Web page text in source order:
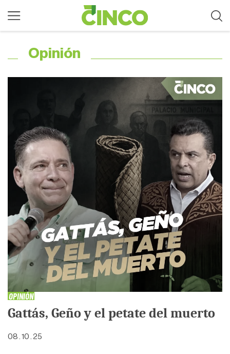
Opinión
OPINIÓN
Gattás, Geño y el petate del muerto
08 . 10 . 25